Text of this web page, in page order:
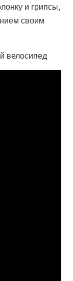
и грипсы,
своим
велосипед